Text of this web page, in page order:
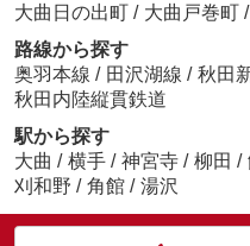
大曲日の出町 / 大曲戸巻町 /
路線から探す
奥羽本線 / 田沢湖線 / 秋田
秋田内陸縦貫鉄道
駅から探す
大曲 / 横手 / 神宮寺 / 柳田 /
刈和野 / 角館 / 湯沢